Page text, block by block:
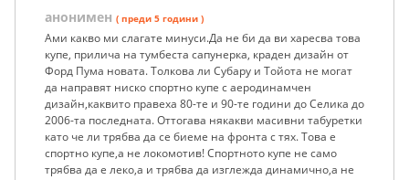
анонимен ( преди 5 години )
Ами какво ми слагате минуси.Да не би да ви харесва това
купе, прилича на тумбеста сапунерка, краден дизайн от
Форд Пума новата. Толкова ли Субару и Тойота не могат
да направят ниско спортно купе с аеродинамчен
дизайн,каквито правеха 80-те и 90-те години до Селика до
2006-та последната. Оттогава някакви масивни табуретки
като че ли трябва да се биеме на фронта с тях. Това е
спортно купе,а не локомотив! Спортното купе не само
трябва да е леко,а и трябва да изглежда динамично,а не